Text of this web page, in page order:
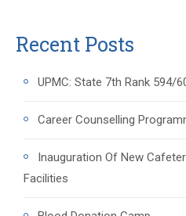
Recent Posts
UPMC: State 7th Rank 594/
Career Counselling
Inauguration Of New
Facilities